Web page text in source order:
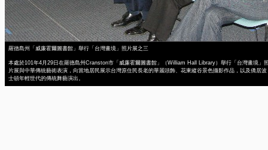
羅德島州「威廉霍爾圖書館」舉行「台灣畫境」照片展之三
本處於101年4月29日在羅德島州Cranston市「威廉霍爾圖書館」（William Hall Library）舉行「台灣畫境」
片展與中華傳統藝術表演，向當地居民展示台灣原住民長老的華麗頭飾、花東縱谷景色攝影作品，以及僑居波
士頓年輕世代的傳統舞藝演出。